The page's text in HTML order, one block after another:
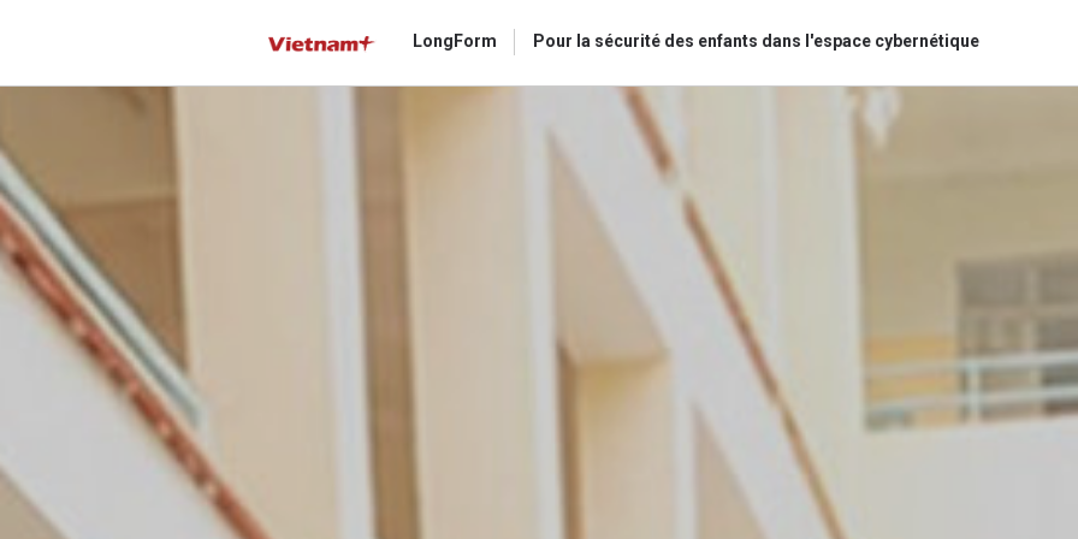
LongForm Pour la sécurité des enfants dans l'espace cybernétique
Gửi bình luận
Hủy